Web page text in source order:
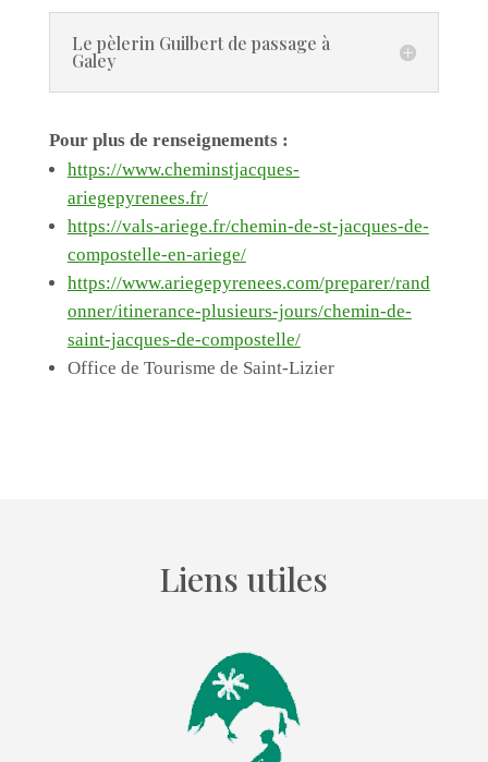
Le pèlerin Guilbert de passage à
Galey
Pour plus de renseignements :
https://www.cheminstjacques-
ariegepyrenees.fr/
https://vals-ariege.fr/chemin-de-st-jacques-de-
compostelle-en-ariege/
https://www.ariegepyrenees.com/preparer/rand
onner/itinerance-plusieurs-jours/chemin-de-
saint-jacques-de-compostelle/
Office de Tourisme de Saint-Lizier
Liens utiles